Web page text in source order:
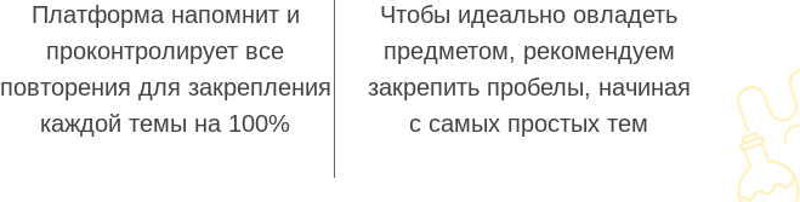
Платформа напомнит и
проконтролирует все
повторения для закрепления
каждой темы на 100%
Чтобы идеально овладеть
предметом, рекомендуем
закрепить пробелы, начиная
с самых простых тем